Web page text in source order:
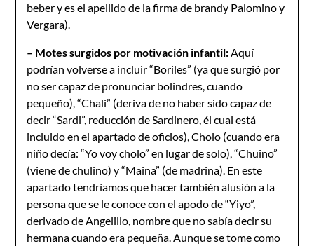
beber y es el apellido de la firma de brandy Palomino y
Vergara).
– Motes surgidos por motivación infantil:Aquí
podrían volverse a incluir “Boriles” (ya que surgió por
no ser capaz de pronunciar bolindres, cuando
pequeño), “Chali” (deriva de no haber sido capaz de
decir “Sardi”, reducción de Sardinero, él cual está
incluido en el apartado de oficios), Cholo (cuando era
niño decía: “Yo voy cholo” en lugar de solo), “Chuino”
(viene de chulino) y “Maina” (de madrina). En este
apartado tendríamos que hacer también alusión a la
persona que se le conoce con el apodo de “Yiyo”,
derivado de Angelillo, nombre que no sabía decir su
hermana cuando era pequeña. Aunque se tome como